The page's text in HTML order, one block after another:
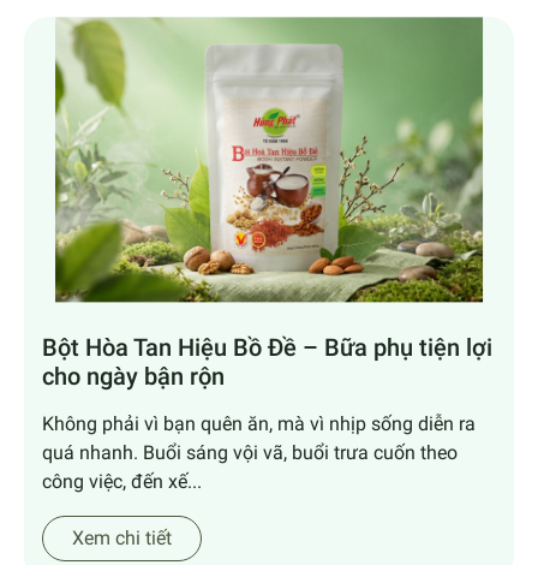
Bột Hòa Tan Hiệu Bồ Đề – Bữa phụ tiện lợi
cho ngày bận rộn
Không phải vì bạn quên ăn, mà vì nhịp sống diễn ra
quá nhanh. Buổi sáng vội vã, buổi trưa cuốn theo
công việc, đến xế...
Xem chi tiết